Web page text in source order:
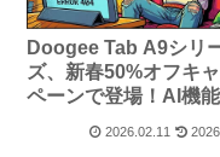
Doogee Tab A9シリ
ズ、新春50%オフキ
ペーンで登場！AI機
特別価格に
2026.02.11